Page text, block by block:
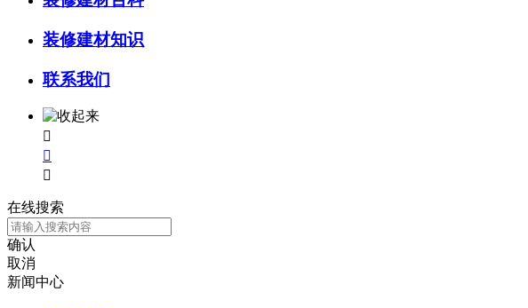
装修建材知识
联系我们



在线搜索
确认
取消
新闻中心